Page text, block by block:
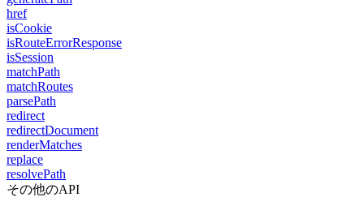
href
isCookie
isRouteErrorResponse
isSession
matchPath
matchRoutes
parsePath
redirect
redirectDocument
renderMatches
replace
resolvePath
その他のAPI